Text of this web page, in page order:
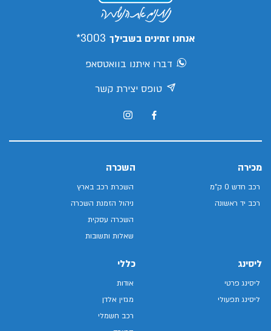
אנחנו זמינים בשבילך 3003*
דברו איתנו בוואטסאפ
טופס יצירת קשר
מכירה
רכב חדש 0 ק"מ
רכב יד ראשונה
השכרה
השכרת רכב בארץ
ניהול הזמנת השכרה
השכרה עסקית
שאלות ותשובות
ליסינג
ליסינג פרטי
ליסינג תפעולי
כללי
אודות
מגזין אלדן
רכב חשמלי